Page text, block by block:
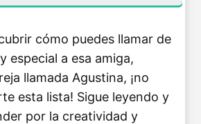
cómo puedes llamar de
especial a esa amiga,
llamada Agustina, ¡no
esta lista! Sigue leyendo y
por la creatividad y